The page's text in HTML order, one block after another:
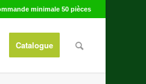
minimale 50 pièces
Catalogue